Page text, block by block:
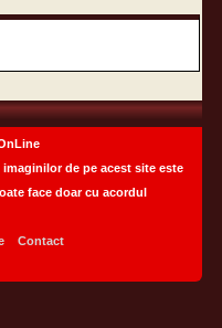
de pe acest site este
face doar cu acordul
Contact